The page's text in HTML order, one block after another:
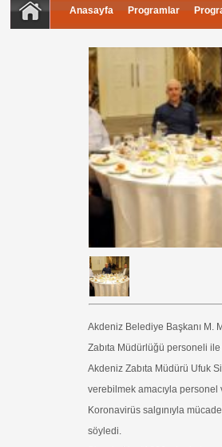
Anasayfa Programlar
Akdeniz Belediye Başkanı M.
Zabıta Müdürlüğü personeli
Akdeniz Zabıta Müdürü Ufuk
verebilmek amacıyla
Koronavirüs salgınıyla
söyledi.